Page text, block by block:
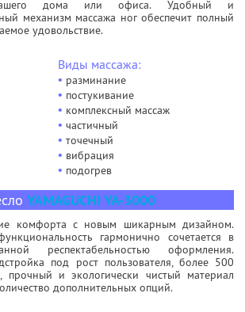
дома или офиса. Удобный и
механизм массажа ног обеспечит полный
удовольствие.
Виды массажа:
• разминание
• постукивание
• комплексный массаж
• частичный
• точечный
• вибрация
• подогрев
YAMAGUCHI YA-3000
комфорта с новым шикарным дизайном.
гармонично сочетается в
респектабельностью оформления.
под рост пользователя, более 500
прочный и экологически чистый материал
дополнительных опций.